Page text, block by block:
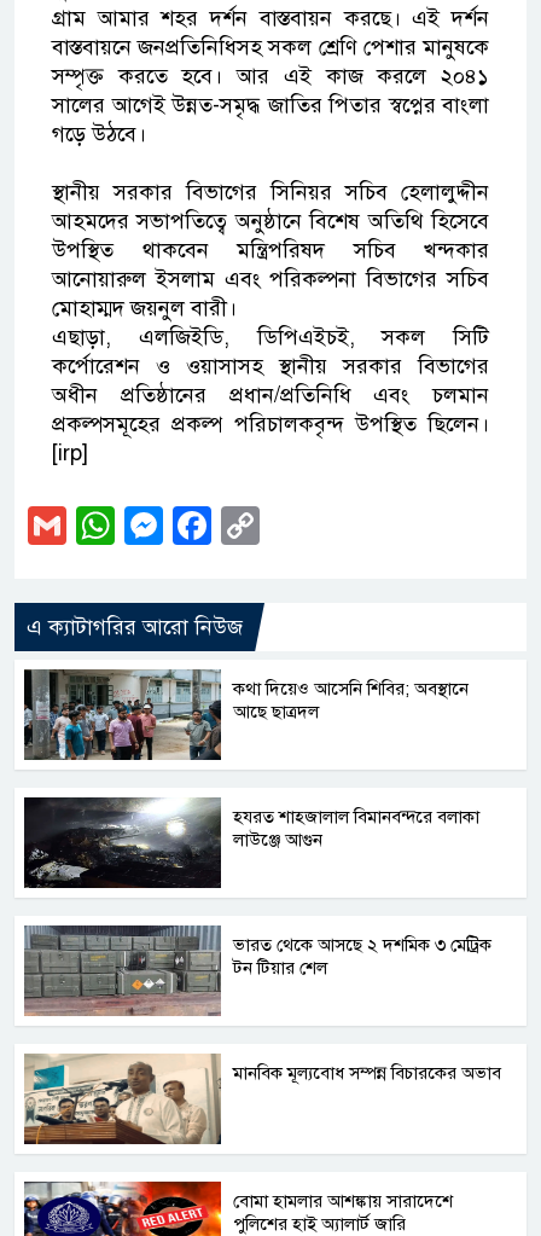
গ্রাম আমার শহর দর্শন বাস্তবায়ন করছে। এই দর্শন
বাস্তবায়নে জনপ্রতিনিধিসহ সকল শ্রেণি পেশার মানুষকে
সম্পৃক্ত করতে হবে। আর এই কাজ করলে ২০৪১
সালের আগেই উন্নত-সমৃদ্ধ জাতির পিতার স্বপ্নের বাংলা
গড়ে উঠবে।
স্থানীয় সরকার বিভাগের সিনিয়র সচিব হেলালুদ্দীন
আহমদের সভাপতিত্বে অনুষ্ঠানে বিশেষ অতিথি হিসেবে
উপস্থিত থাকবেন মন্ত্রিপরিষদ সচিব খন্দকার
আনোয়ারুল ইসলাম এবং পরিকল্পনা বিভাগের সচিব
মোহাম্মদ জয়নুল বারী।
এছাড়া, এলজিইডি, ডিপিএইচই, সকল সিটি
কর্পোরেশন ও ওয়াসাসহ স্থানীয় সরকার বিভাগের
অধীন প্রতিষ্ঠানের প্রধান/প্রতিনিধি এবং চলমান
প্রকল্পসমূহের প্রকল্প পরিচালকবৃন্দ উপস্থিত ছিলেন।
[irp]
GmailWhatsApp
Messenger
Facebook
এ ক্যাটাগরির আরো নিউজ
কথা দিয়েও আসেনি শিবির; অবস্থানে
আছে ছাত্রদল
হযরত শাহজালাল বিমানবন্দরে বলাকা
লাউঞ্জে আগুন
ভারত থেকে আসছে ২ দশমিক ৩ মেট্রিক
টন টিয়ার শেল
মানবিক মূল্যবোধ সম্পন্ন বিচারকের অভাব
বোমা হামলার আশঙ্কায় সারাদেশে
পুলিশের হাই অ্যালার্ট জারি